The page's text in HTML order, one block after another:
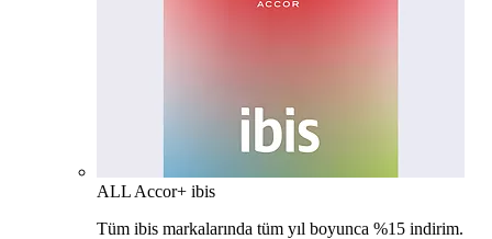
ALL Accor+ ibis
Tüm ibis markalarında tüm yıl boyunca %15 indirim.